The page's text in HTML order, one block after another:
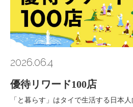
2026.06.4
優待リワード100店
「と暮らす」はタイで生活する日本